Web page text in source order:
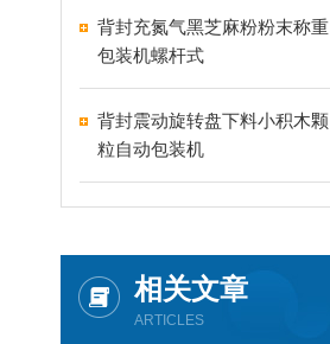
背封充氮气黑芝麻粉粉末称重
包装机螺杆式
背封震动旋转盘下料小积木颗
粒自动包装机
相关文章
ARTICLES